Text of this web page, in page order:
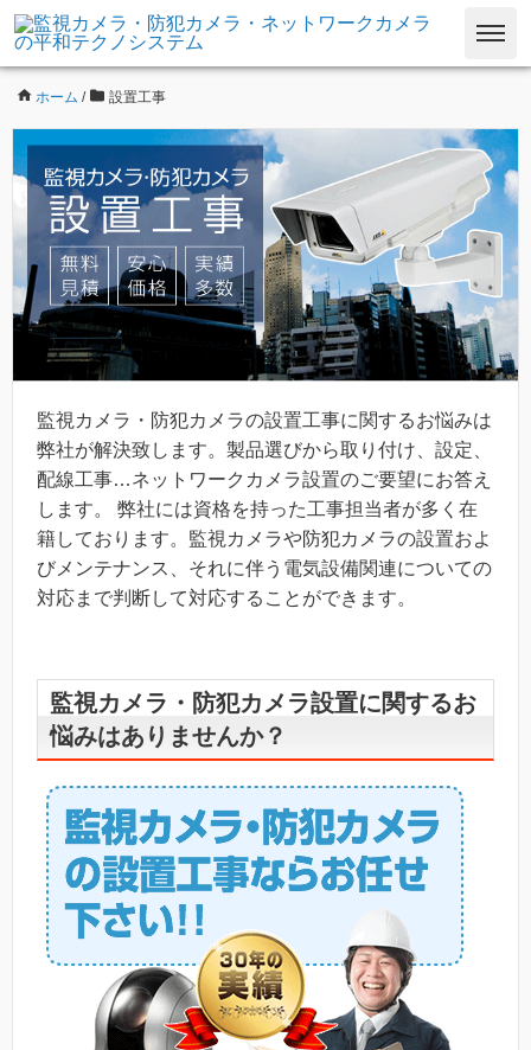
ホーム / 設置工事
監視カメラ・防犯カメラの設置工事に関するお悩みは
弊社が解決致します。製品選びから取り付け、設定、
配線工事…ネットワークカメラ設置のご要望にお答え
します。 弊社には資格を持った工事担当者が多く在
籍しております。監視カメラや防犯カメラの設置およ
びメンテナンス、それに伴う電気設備関連についての
対応まで判断して対応することができます。
監視カメラ・防犯カメラ設置に関するお
悩みはありませんか？